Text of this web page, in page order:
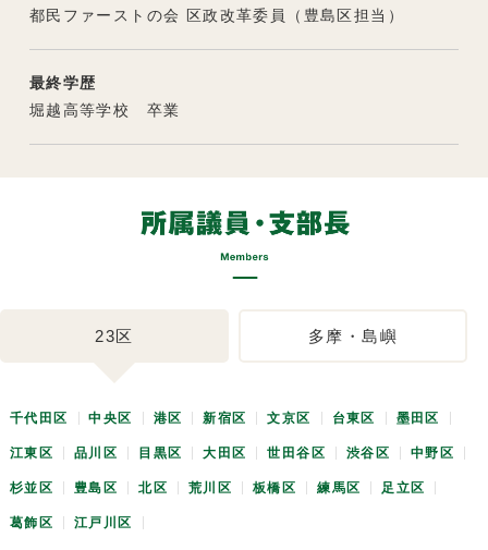
都民ファーストの会 区政改革委員（豊島区担当）
最終学歴
堀越高等学校 卒業
23区 多摩・島嶼
千代田区 中央区 港区 新宿区 文京区 台東区 墨田区
江東区 品川区 目黒区 大田区 世田谷区 渋谷区 中野区
杉並区 豊島区 北区 荒川区 板橋区 練馬区 足立区
葛飾区 江戸川区